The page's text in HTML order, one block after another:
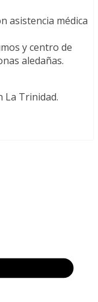
asistencia médica
y centro de
aledañas.
La Trinidad.